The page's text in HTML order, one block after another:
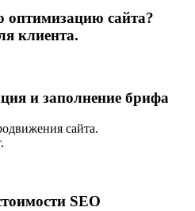
оптимизацию сайта?
клиента.
и заполнение брифа
сайта.
SEO